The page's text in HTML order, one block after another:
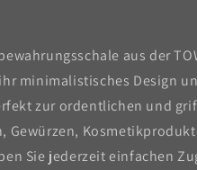
aus der
minimalistisches Design
zur ordentlichen und
Gewürzen,
Sie jederzeit einfachen